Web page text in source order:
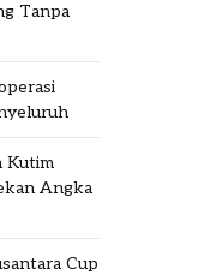
Tanpa
Kutim
Angka
Cup